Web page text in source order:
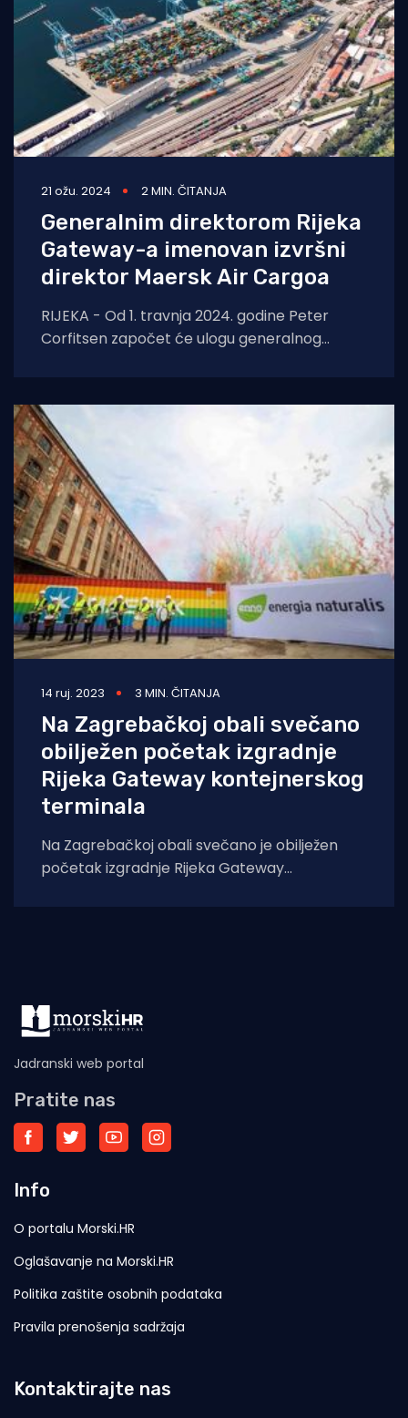
21 ožu. 2024 2 MIN. ČITANJA
Generalnim direktorom Rijeka
Gateway-a imenovan izvršni
direktor Maersk Air Cargoa
RIJEKA - Od 1. travnja 2024. godine Peter
Corfitsen započet će ulogu generalnog
14 ruj. 2023 3 MIN. ČITANJA
Na Zagrebačkoj obali svečano
obilježen početak izgradnje
Rijeka Gateway kontejnerskog
terminala
Na Zagrebačkoj obali svečano je obilježen
početak izgradnje Rijeka Gateway
Jadranski web portal
Pratite nas
Info
O portalu Morski.HR
Oglašavanje na Morski.HR
Politika zaštite osobnih podataka
Pravila prenošenja sadržaja
Kontaktirajte nas